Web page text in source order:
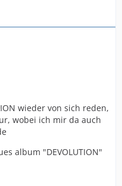
wieder von sich reden,
wobei ich mir da auch
album "DEVOLUTION"